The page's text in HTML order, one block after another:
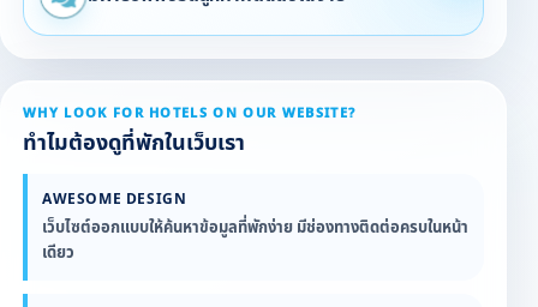
WHY LOOK FOR HOTELS ON OUR WEBSITE?
ทำไมต้องดูที่พักในเว็บเรา
AWESOME DESIGN
เว็บไซต์ออกแบบให้ค้นหาข้อมูลที่พักง่าย มีช่องทางติดต่อครบในหน้า
เดียว